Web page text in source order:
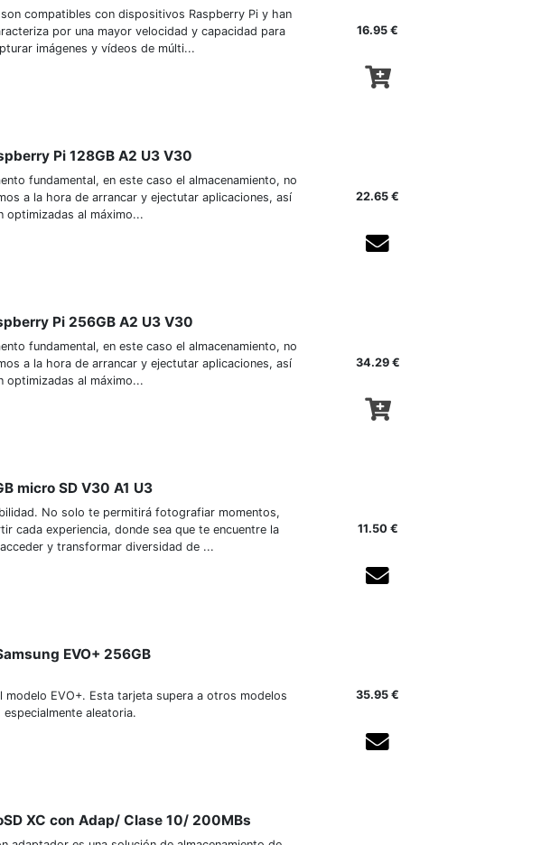
compatibles con dispositivos Raspberry Pi y han
por una mayor velocidad y capacidad para
imágenes y vídeos de múlti...
16.95 €
Pi 128GB A2 U3 V30
fundamental, en este caso el almacenamiento, no
a la hora de arrancar y ejectutar aplicaciones, así
optimizadas al máximo...
22.65 €
Agotado temporalmente
Pi 256GB A2 U3 V30
fundamental, en este caso el almacenamiento, no
a la hora de arrancar y ejectutar aplicaciones, así
optimizadas al máximo...
34.29 €
micro SD V30 A1 U3
No solo te permitirá fotografiar momentos,
cada experiencia, donde sea que te encuentre la
y transformar diversidad de ...
11.50 €
Agotado temporalmente
EVO+ 256GB
modelo EVO+. Esta tarjeta supera a otros modelos
aleatoria.
35.95 €
Agotado temporalmente
XC con Adap/ Clase 10/ 200MBs